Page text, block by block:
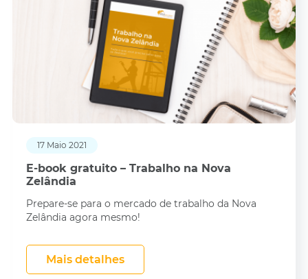
17 Maio 2021
E-book gratuito – Trabalho na Nova
Zelândia
Prepare-se para o mercado de trabalho da Nova
Zelândia agora mesmo!
Mais detalhes